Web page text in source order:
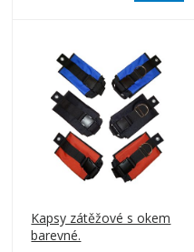
Kapsy zátěžové s okem
barevné.